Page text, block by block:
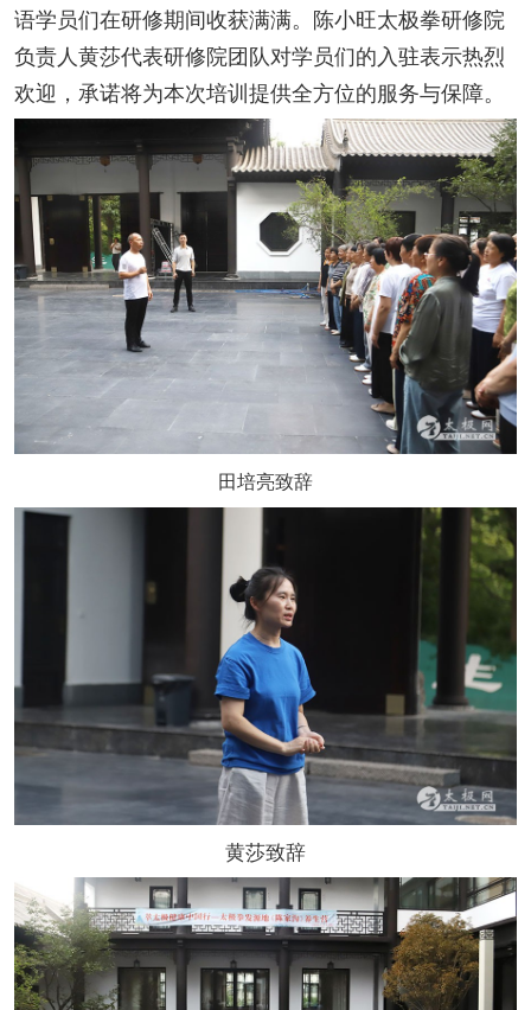
语学员们在研修期间收获满满。 陈小旺太极拳研修院
负责人黄莎代表研修院团队对学员们的入驻表示热烈
欢迎，承诺将为本次培训提供全方位的服务与保障。
田培亮致辞
黄莎致辞